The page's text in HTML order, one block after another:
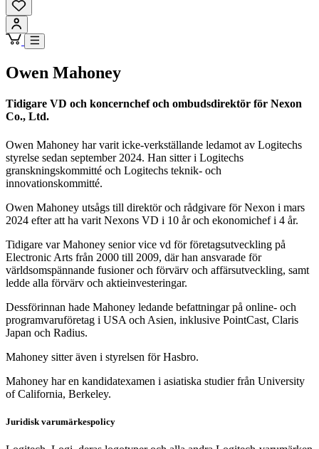
Owen Mahoney
Tidigare VD och koncernchef och ombudsdirektör för Nexon
Co., Ltd.
Owen Mahoney har varit icke-verkställande ledamot av Logitechs
styrelse sedan september 2024. Han sitter i Logitechs
granskningskommitté och Logitechs teknik- och
innovationskommitté.
Owen Mahoney utsågs till direktör och rådgivare för Nexon i mars
2024 efter att ha varit Nexons VD i 10 år och ekonomichef i 4 år.
Tidigare var Mahoney senior vice vd för företagsutveckling på
Electronic Arts från 2000 till 2009, där han ansvarade för
världsomspännande fusioner och förvärv och affärsutveckling, samt
ledde alla förvärv och aktieinvesteringar.
Dessförinnan hade Mahoney ledande befattningar på online- och
programvaruföretag i USA och Asien, inklusive PointCast, Claris
Japan och Radius.
Mahoney sitter även i styrelsen för Hasbro.
Mahoney har en kandidatexamen i asiatiska studier från University
of California, Berkeley.
Juridisk varumärkespolicy